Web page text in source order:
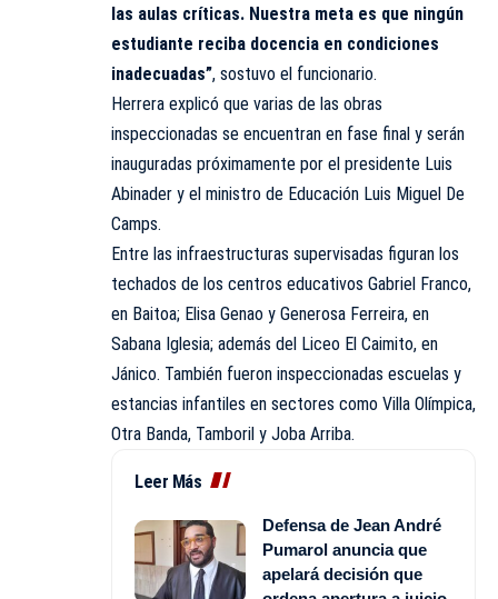
las aulas críticas. Nuestra meta es que ningún
estudiante reciba docencia en condiciones
inadecuadas”, sostuvo el funcionario.
Herrera explicó que varias de las obras
inspeccionadas se encuentran en fase final y serán
inauguradas próximamente por el presidente Luis
Abinader y el ministro de Educación Luis Miguel De
Camps.
Entre las infraestructuras supervisadas figuran los
techados de los centros educativos Gabriel Franco,
en Baitoa; Elisa Genao y Generosa Ferreira, en
Sabana Iglesia; además del Liceo El Caimito, en
Jánico. También fueron inspeccionadas escuelas y
estancias infantiles en sectores como Villa Olímpica,
Otra Banda, Tamboril y Joba Arriba.
Leer Más
Defensa de Jean André
Pumarol anuncia que
apelará decisión que